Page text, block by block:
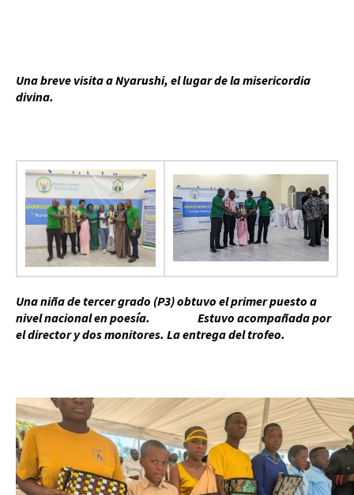
Una breve visita a Nyarushi, el lugar de la misericordia
divina.
Una niña de tercer grado (P3) obtuvo el primer puesto a
nivel nacional en poesía. Estuvo acompañada por
el director y dos monitores. La entrega del trofeo.